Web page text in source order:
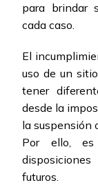
para brindar
cada caso.
El
uso de un
tener
desde la
la suspensión
Por ello, es
futuros.